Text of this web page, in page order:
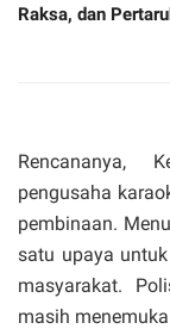
Raksa, dan
Rencananya,
pengusaha
pembinaan.
satu upaya
masyarakat.
masih